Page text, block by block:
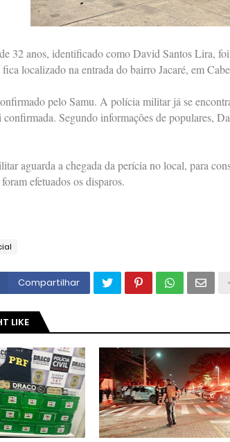
32 anos, identificado como David Santos Lira,
localizado na entrada do bairro Jacaré, em
pelo Samu. A polícia militar já se
confirmada. Segundo informações de populares,
aguarda a chegada da perícia no local, para
efetuados os disparos.
Compartilhar
LIKE